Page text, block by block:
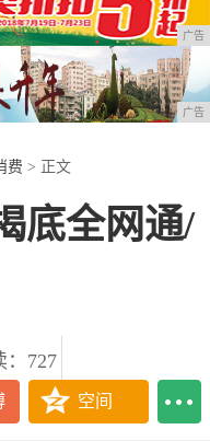
广告
广告
费 > 正文
底全网通/
：727
空间